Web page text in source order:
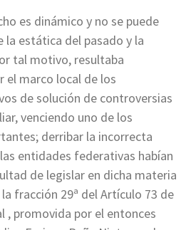
es dinámico y no se puede
estática del pasado y la
tal motivo, resultaba
el marco local de los
de solución de controversias
venciendo uno de los
derribar la incorrecta
entidades federativas habían
de legislar en dicha materia
fracción 29ª del Artículo 73 de
, promovida por el entonces